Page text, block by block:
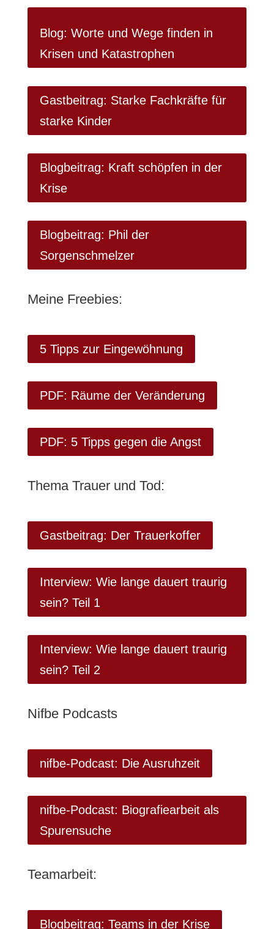
Blog: Worte und Wege finden in
Krisen und Katastrophen
Gastbeitrag: Starke Fachkräfte für
starke Kinder
Blogbeitrag: Kraft schöpfen in der
Krise
Blogbeitrag: Phil der
Sorgenschmelzer
Meine Freebies:
5 Tipps zur Eingewöhnung
PDF: Räume der Veränderung
PDF: 5 Tipps gegen die Angst
Thema Trauer und Tod:
Gastbeitrag: Der Trauerkoffer
Interview: Wie lange dauert traurig
sein? Teil 1
Interview: Wie lange dauert traurig
sein? Teil 2
Nifbe Podcasts
nifbe-Podcast: Die Ausruhzeit
nifbe-Podcast: Biografiearbeit als
Spurensuche
Teamarbeit:
Blogbeitrag: Teams in der Krise